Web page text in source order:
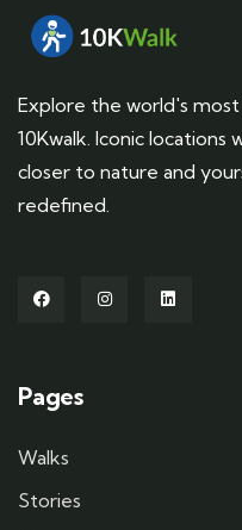
Explore the world's
10Kwalk. Iconic
closer to nature and
redefined.
Pages
Walks
Stories